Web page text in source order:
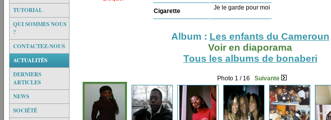
TUTORIAL
QUI SOMMES NOUS
?
CONTACTEZ-NOUS
ACTUALITÉS
DERNIERS
ARTICLES
NEWS
SOCIÉTÉ
Cigarette Je le garde pour moi
Album : Les enfants du Cameroun
Voir en diaporama
Tous les albums de bonaberi
Photo 1 / 16 Suivante